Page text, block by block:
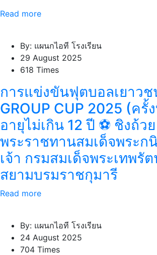
Read more
By: แผนกไอที โรงเรียน
29 August 2025
618 Times
การแข่งขันฟุตบอลเยาวช
GROUP CUP 2025 (ครั้
อายุไม่เกิน 12 ปี ⚽️ ชิงถ้วย
พระราชทานสมเด็จพระก
เจ้า กรมสมเด็จพระเทพรั
สยามบรมราชกุมารี
Read more
By: แผนกไอที โรงเรียน
24 August 2025
704 Times